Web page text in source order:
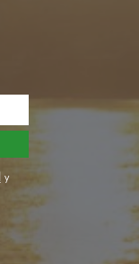
y